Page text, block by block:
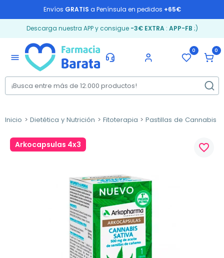
Envíos GRATIS a Península en pedidos +65€
Descarga nuestra APP y consigue -3€ EXTRA: APP-FB ;)
menu
0 0
Inicio Dietética y Nutrición Fitoterapia Pastillas de Cannabis
Arkocapsulas 4x3 favorite_border